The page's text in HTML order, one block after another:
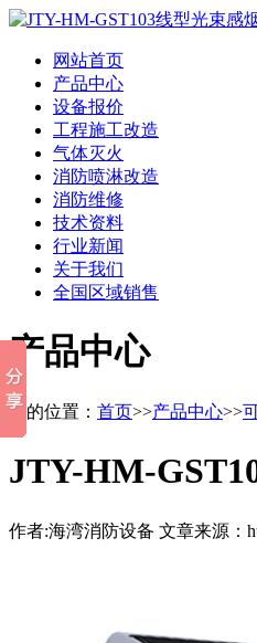
网站首页
产品中心
设备报价
工程施工改造
气体灭火
消防喷淋改造
消防维修
技术资料
行业新闻
关于我们
全国区域销售
产品中心
您的位置： 首页>>产品中心>>
JTY-HM-
作者:海湾消防设备 文章来源：